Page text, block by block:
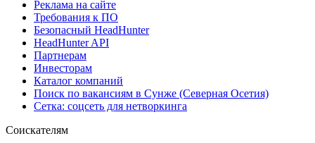
Реклама на сайте
Требования к ПО
Безопасный HeadHunter
HeadHunter API
Партнерам
Инвесторам
Каталог компаний
Поиск по вакансиям в Сунже (Северная Осетия)
Сетка: соцсеть для нетворкинга
Соискателям